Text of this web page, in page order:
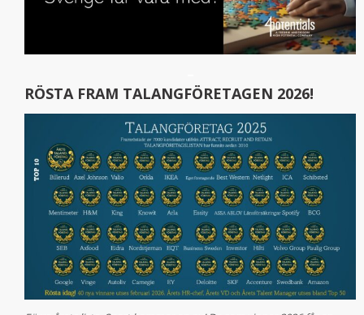
RÖSTA FRAM TALANGFÖRETAGEN 2026!